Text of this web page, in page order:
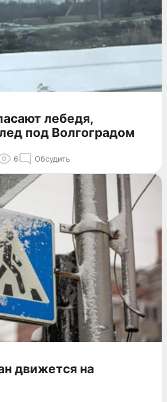
лебедя,
под Волгоградом
6 Обсудить
движется на